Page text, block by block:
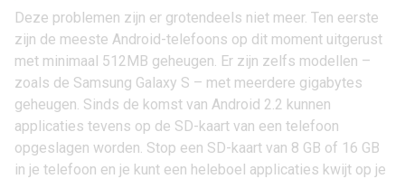
Deze problemen zijn er grotendeels niet meer. Ten eerste
zijn de meeste Android-telefoons op dit moment uitgerust
met minimaal 512MB geheugen. Er zijn zelfs modellen –
zoals de Samsung Galaxy S – met meerdere gigabytes
geheugen. Sinds de komst van Android 2.2 kunnen
applicaties tevens op de SD-kaart van een telefoon
opgeslagen worden. Stop een SD-kaart van 8 GB of 16 GB
in je telefoon en je kunt een heleboel applicaties kwijt op je